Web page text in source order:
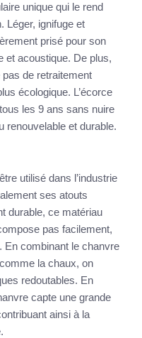
unique qui le rend
Léger, ignifuge et
prisé pour son
et acoustique. De plus,
de retraitement
écologique. L’écorce
les 9 ans sans nuire
renouvelable et durable.
utilisé dans l’industrie
ses atouts
durable, ce matériau
pas facilement,
En combinant le chanvre
la chaux, on
redoutables. En
capte une grande
ainsi à la